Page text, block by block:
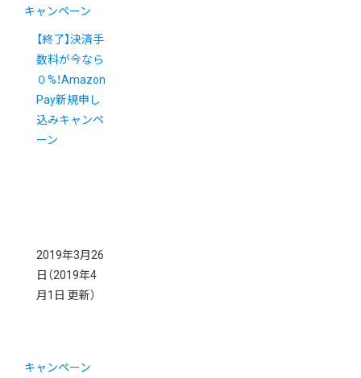
キャンペーン
【終了】決済手
数料が今なら
０%！Amazon
Pay新規申し
込みキャンペ
ーン
2019年3月26
日 （2019年4
月1日 更新）
キャンペーン